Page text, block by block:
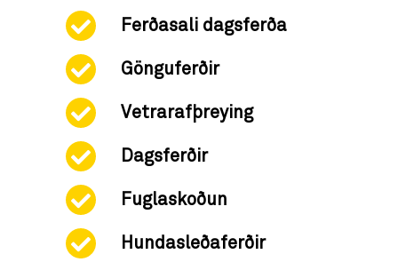
Ferðasali dagsferða
Gönguferðir
Vetrarafþreying
Dagsferðir
Fuglaskoðun
Hundasleðaferðir